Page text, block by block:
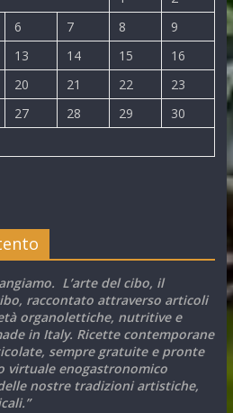
6 7 8
9
13 14 15
16
20 21 22
23
27 28 29
30
L’arte del cibo, il
raccontato attraverso articoli
organolettiche, nutritive e
in Italy. Ricette contemporane
sempre gratuite e pronte
virtuale enogastronomico
nostre tradizioni artistiche,